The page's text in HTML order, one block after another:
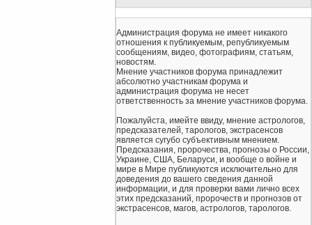
Администрация форума не имеет никакого
отношения к публикуемым, републикуемым
сообщениям, видео, фотографиям, статьям,
новостям.
Мнение участников форума принадлежит
абсолютно участникам форума и
администрация форума не несет
ответственность за мнение участников форума.
Пожалуйста, имейте ввиду, мнение астрологов,
предсказателей, тарологов, экстрасенсов
является сугубо субъективным мнением.
Предсказания, пророчества, прогнозы о России,
Украине, США, Беларуси, и вообще о войне и
мире в Мире публикуются исключительно для
доведения до вашего сведения данной
информации, и для проверки вами лично всех
этих предсказаний, пророчеств и прогнозов от
экстрасенсов, магов, астрологов, тарологов.